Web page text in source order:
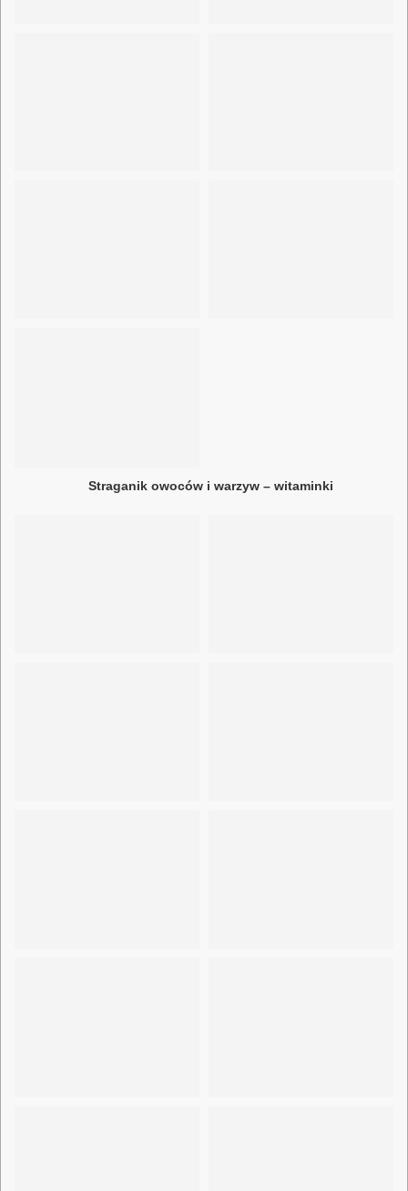
Straganik owoców i warzyw – witaminki